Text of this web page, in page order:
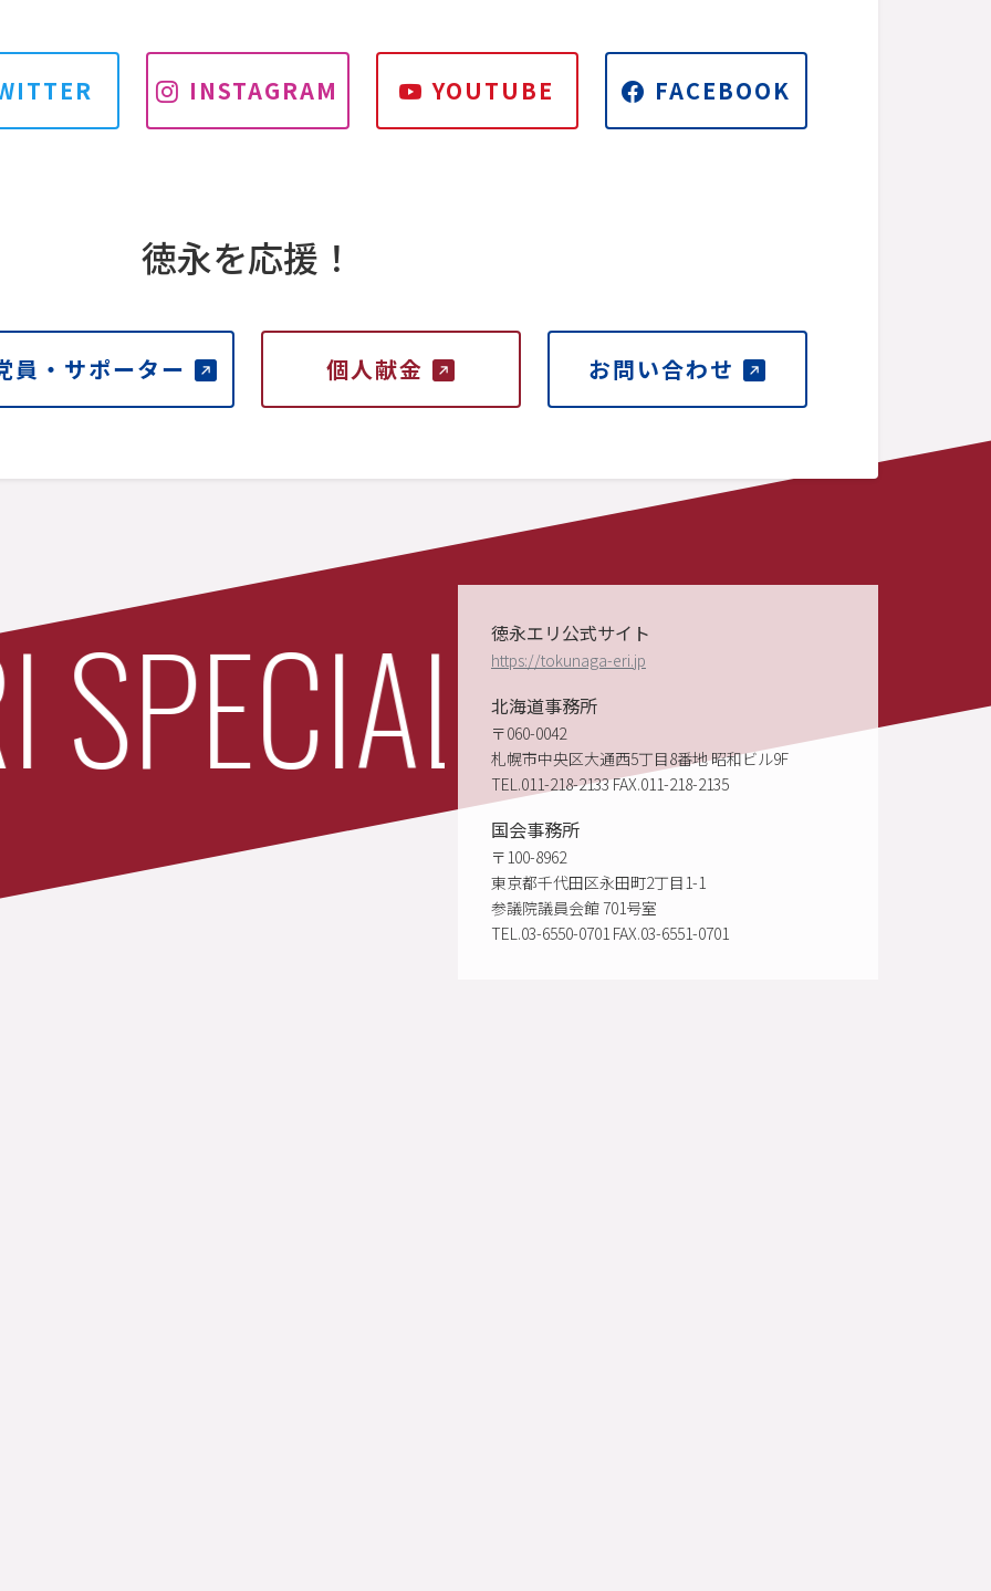
INSTAGRAM YOUTUBE FACEBOOK
徳永を応援！
員・サポーター 個人献金 お問い合わせ
SITE 2022
徳永エリ公式サイト
https://tokunaga-eri.jp
北海道事務所
〒060-0042
札幌市中央区大通西5丁目8番地 昭和ビル9F
TEL.011-218-2133 FAX.011-218-2135
国会事務所
〒100-8962
東京都千代田区永田町2丁目1-1
参議院議員会館 701号室
TEL.03-6550-0701 FAX.03-6551-0701